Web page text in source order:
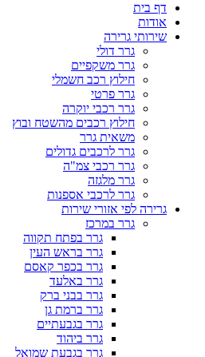
דף בית
אודות
שירותי גרירה
גרר דולי
גרר משקפיים
חילוץ רכב חשמלי
גרר פרטי
גרר רכבי יוקרה
חילוץ רכבים מהשטח ובוץ
משאית גרר
גרר לרכבים גדולים
גרר רכבי צמ"ה
גרר מלגזה
גרר לרכבי אספנות
גרירה לפי אזורי שירות
גרר במרכז
גרר בפתח תקווה
גרר בראש העין
גרר בכפר קאסם
גרר באלעד
גרר בבני ברק
גרר ברמת גן
גרר בגבעתיים
גרר ביהוד
גרר בגבעת שמואל